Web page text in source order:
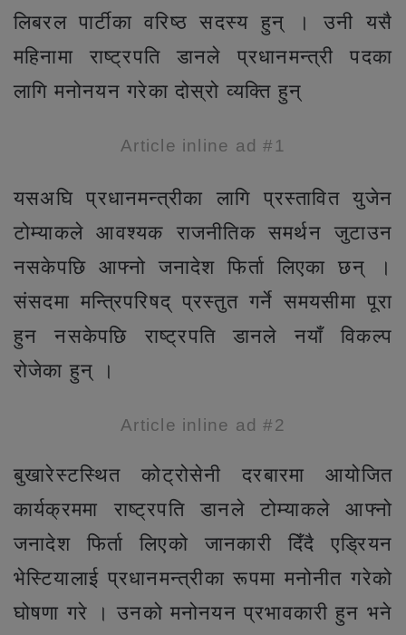
लिबरल पार्टीका वरिष्ठ सदस्य हुन् । उनी यसै
महिनामा राष्ट्रपति डानले प्रधानमन्त्री पदका
लागि मनोनयन गरेका दोस्रो व्यक्ति हुन्
Article inline ad #1
यसअघि प्रधानमन्त्रीका लागि प्रस्तावित युजेन
टोम्याकले आवश्यक राजनीतिक समर्थन जुटाउन
नसकेपछि आफ्नो जनादेश फिर्ता लिएका छन् ।
संसदमा मन्त्रिपरिषद् प्रस्तुत गर्ने समयसीमा पूरा
हुन नसकेपछि राष्ट्रपति डानले नयाँ विकल्प
रोजेका हुन् ।
Article inline ad #2
बुखारेस्टस्थित कोट्रोसेनी दरबारमा आयोजित
कार्यक्रममा राष्ट्रपति डानले टोम्याकले आफ्नो
जनादेश फिर्ता लिएको जानकारी दिँदै एड्रियन
भेस्टियालाई प्रधानमन्त्रीका रूपमा मनोनीत गरेको
घोषणा गरे । उनको मनोनयन प्रभावकारी हुन भने